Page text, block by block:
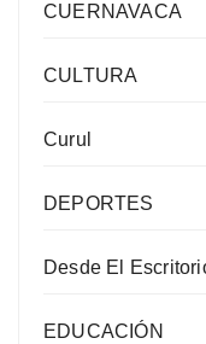
CUERNAVACA
CULTURA
Curul
DEPORTES
Desde El
EDUCACIÓN